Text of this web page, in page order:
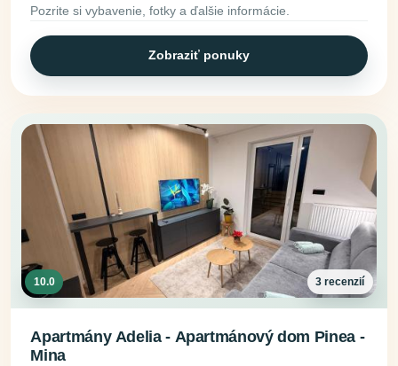
Pozrite si vybavenie, fotky a ďalšie informácie.
Zobraziť ponuky
10.0 3 recenzií
Apartmány Adelia - Apartmánový dom Pinea -
Mina